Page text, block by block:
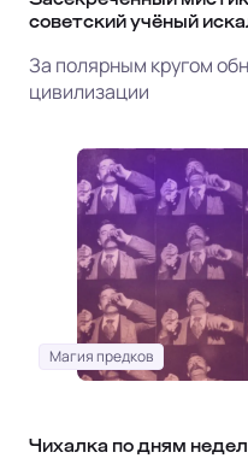
советский учёный
За полярным кругом
цивилизации
Магия предков
Чихалка по дням